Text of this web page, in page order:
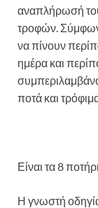
αναπλήρωσή
τροφών.
να πίνουν
ημέρα και
ποτά και
Είναι τα 8
Η γνωστή